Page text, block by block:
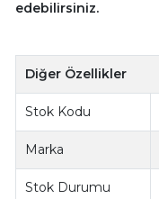
edebilirsiniz.
Diğer Özellikler
Stok Kodu
Marka
Stok Durumu